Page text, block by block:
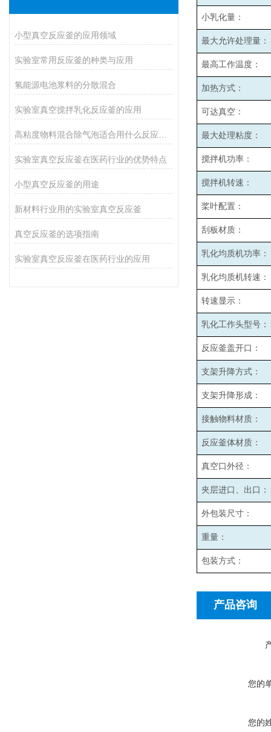
小型真空反应釜的应用领域
实验室常用反应釜的种类与应用
氢能源电池浆料的分散混合
实验室真空搅拌乳化反应釜的应用
实验室真空反应釜在医药行业的优势特点
小型真空反应釜的用途
新材料行业用的实验室真空反应釜
真空反应釜的选项指南
实验室真空反应釜在医药行业的应用
小乳化量：
最大允许处理量：
最高工作温度：
加热方式：
可达真空：
最大处理粘度：
搅拌机功率：
搅拌机转速：
桨叶配置：
刮板材质：
乳化均质机功率：
乳化均质机转速：
转速显示：
乳化工作头型号：
反应釜盖开口：
支架升降方式：
支架升降形成：
接触物料材质：
反应釜体材质：
真空口外径：
夹层进口、出口：
外包装尺寸：
重量：
包装方式：
产品咨询
您的
您的